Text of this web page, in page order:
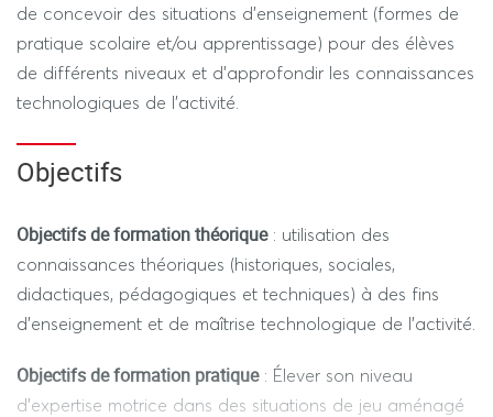
de concevoir des situations d’enseignement (formes de
pratique scolaire et/ou apprentissage) pour des élèves
de différents niveaux et d’approfondir les connaissances
technologiques de l’activité.
Objectifs
Objectifs de formation théorique: utilisation des
connaissances théoriques (historiques, sociales,
didactiques, pédagogiques et techniques) à des fins
d’enseignement et de maîtrise technologique de l’activité.
Objectifs de formation pratique: Élever son niveau
d’expertise motrice dans des situations de jeu aménagé